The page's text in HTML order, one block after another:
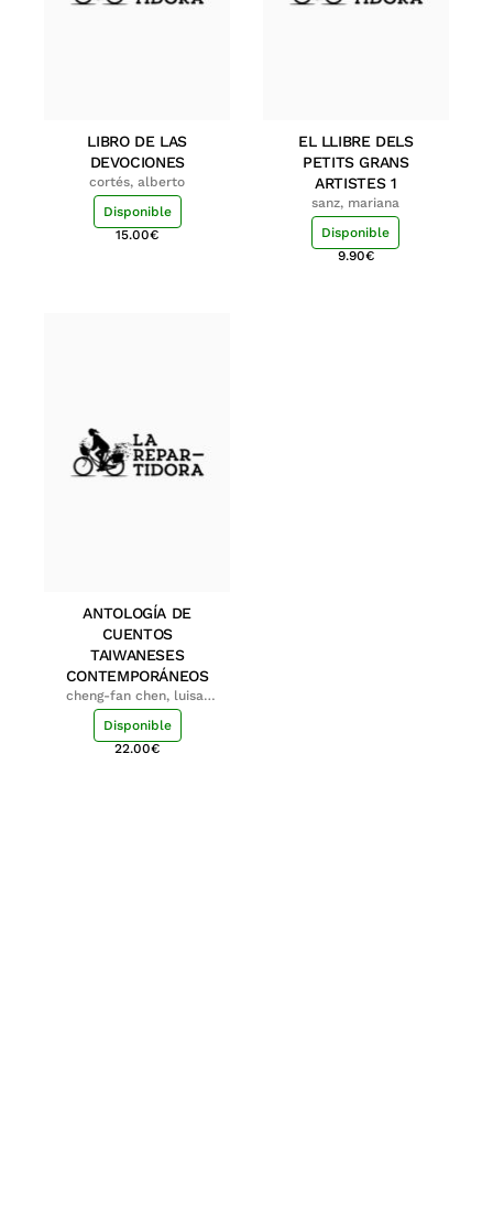
LIBRO DE LAS
DEVOCIONES
cortés, alberto
Disponible
15.00€
EL LLIBRE DELS
PETITS GRANS
ARTISTES 1
sanz, mariana
Disponible
9.90€
ANTOLOGÍA DE
CUENTOS
TAIWANESES
CONTEMPORÁNEOS
cheng-fan chen, luisa;
shu-ying chang, luisa
Disponible
22.00€